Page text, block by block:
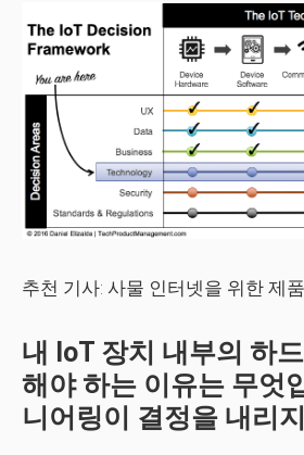
추천 기사: 사물 인터넷을 위한 제
내 IoT 장치 내부의 하
해야 하는 이유는 무엇
니어링이 결정을 내리